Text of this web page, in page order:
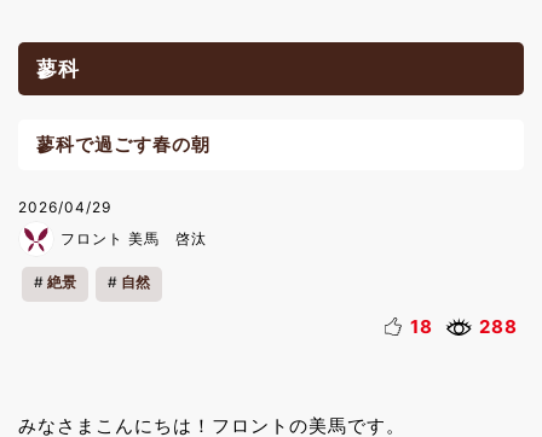
蓼科
蓼科で過ごす春の朝
2026/04/29
フロント 美馬 啓汰
絶景 自然
18 288
みなさまこんにちは！フロントの美馬です。